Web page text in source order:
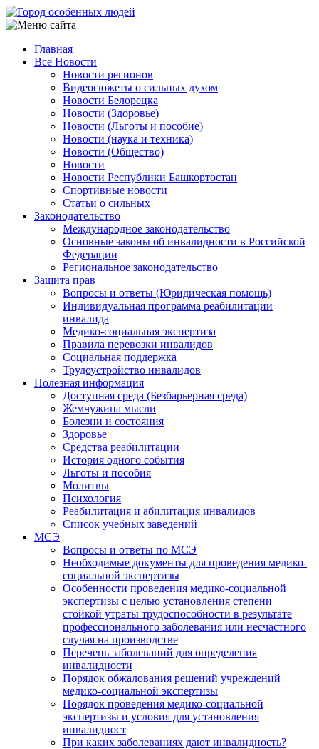
Перейти
к
содержанию
Main
navigation
Главная
Все Новости
Новости регионов
Видеосюжеты о сильных духом
Новости Белорецка
Новости (Здоровье)
Новости (Льготы и пособие)
Новости (наука и техника)
Новости (Общество)
Новости
Новости Республики Башкортостан
Спортивные новости
Статьи о сильных
Законодательство
Международное законодательство
Основные законы об инвалидности в Российской
Федерации
Региональное законодательство
Защита прав
Вопросы и ответы (Юридическая помощь)
Индивидуальная программа реабилитации
инвалида
Медико-социальная экспертиза
Правила перевозки инвалидов
Социальная поддержка
Трудоустройство инвалидов
Полезная информация
Доступная среда (Безбарьерная среда)
Жемчужина мысли
Болезни и состояния
Здоровье
Средства реабилитации
История одного события
Льготы и пособия
Молитвы
Психология
Реабилитация и абилитация инвалидов
Список учебных заведений
МСЭ
Вопросы и ответы по МСЭ
Необходимые документы для проведения медико-
социальной экспертизы
Особенности проведения медико-социальной
экспертизы с целью установления степени
стойкой утраты трудоспособности в результате
профессионального заболевания или несчастного
случая на производстве
Перечень заболеваний для определения
инвалидности
Порядок обжалования решений учреждений
медико-социальной экспертизы
Порядок проведения медико-социальной
экспертизы и условия для установления
инвалидност
При каких заболеваниях дают инвалидность?